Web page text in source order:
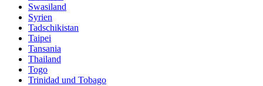
Swasiland
Syrien
Tadschikistan
Taipei
Tansania
Thailand
Togo
Trinidad und Tobago